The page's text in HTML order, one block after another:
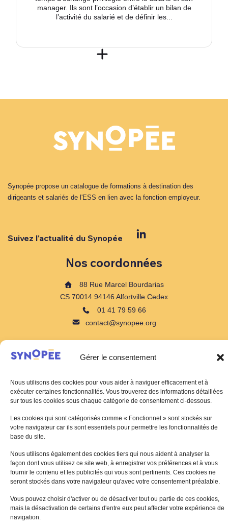
Gérer le consentement
Nous utilisons des cookies pour vous aider à naviguer efficacement et à
exécuter certaines fonctionnalités. Vous trouverez des informations détaillées
sur tous les cookies sous chaque catégorie de consentement ci-dessous.
Les cookies qui sont catégorisés comme « Fonctionnel » sont stockés sur
votre navigateur car ils sont essentiels pour permettre les fonctionnalités de
base du site.
Nous utilisons également des cookies tiers qui nous aident à analyser la
façon dont vous utilisez ce site web, à enregistrer vos préférences et à vous
fournir le contenu et les publicités qui vous sont pertinents. Ces cookies ne
seront stockés dans votre navigateur qu'avec votre consentement préalable.
Vous pouvez choisir d'activer ou de désactiver tout ou partie de ces cookies,
mais la désactivation de certains d'entre eux peut affecter votre expérience de
navigation.
manager. Ils sont l’occasion d’établir un bilan de
l’activité du salarié et de définir les...
Synopée propose un catalogue de formations à destination des
dirigeants et salariés de l'ESS en lien avec la fonction employeur.
Suivez l'actualité du Synopée
Nos coordonnées
88 Rue Marcel Bourdarias
CS 70014 94146 Alfortville Cedex
01 41 79 59 66
contact@synopee.org